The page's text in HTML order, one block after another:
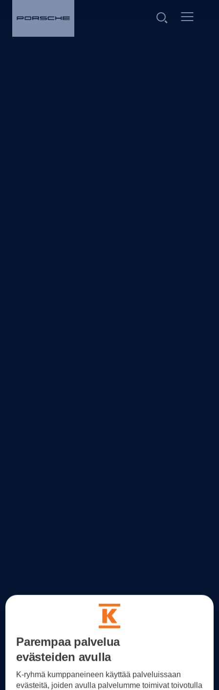
Parempaa palvelua
evästeiden avulla
K-ryhmä kumppaneineen käyttää palveluissaan
evästeitä, joiden avulla palvelumme toimivat toivotulla